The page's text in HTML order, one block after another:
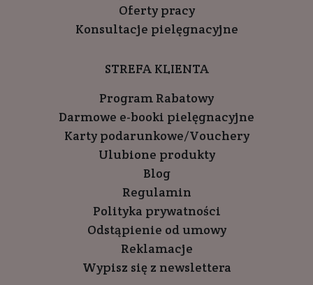
Oferty pracy
Konsultacje pielęgnacyjne
STREFA KLIENTA
Program Rabatowy
Darmowe e-booki pielęgnacyjne
Karty podarunkowe/Vouchery
Ulubione produkty
Blog
Regulamin
Polityka prywatności
Odstąpienie od umowy
Reklamacje
Wypisz się z newslettera